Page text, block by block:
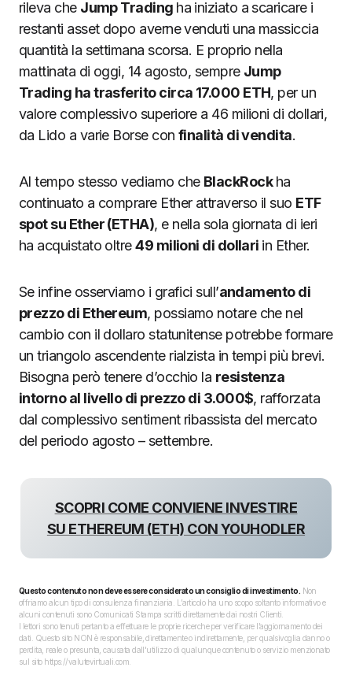
rileva che Jump Trading ha iniziato a scaricare i
restanti asset dopo averne venduti una massiccia
quantità la settimana scorsa. E proprio nella
mattinata di oggi, 14 agosto, sempre Jump
Trading ha trasferito circa 17.000 ETH, per un
valore complessivo superiore a 46 milioni di dollari,
da Lido a varie Borse con finalità di vendita.
Al tempo stesso vediamo che BlackRockha
continuato a comprare Ether attraverso il suo ETF
spot su Ether (ETHA), e nella sola giornata di ieri
ha acquistato oltre49 milioni di dollari in Ether.
Se infine osserviamo i grafici sull’andamento di
prezzo di Ethereum, possiamo notare che nel
cambio con il dollaro statunitense potrebbe formare
un triangolo ascendente rialzista in tempi più brevi.
Bisogna però tenere d’occhio la resistenza
intorno al livello di prezzo di 3.000$, rafforzata
dal complessivo sentiment ribassista del mercato
del periodo agosto – settembre.
SCOPRI COME CONVIENE INVESTIRE
SU ETHEREUM (ETH) CON YOUHODLER
Questo contenuto non deve essere considerato un consiglio di investimento. Non
offriamo alcun tipo di consulenza finanziaria. L’articolo ha uno scopo soltanto informativo e
alcuni contenuti sono Comunicati Stampa scritti direttamente dai nostri Clienti.
I lettori sono tenuti pertanto a effettuare le proprie ricerche per verificare l’aggiornamento dei
dati. Questo sito NON è responsabile, direttamente o indirettamente, per qualsivoglia danno o
perdita, reale o presunta, causata dall'utilizzo di qualunque contenuto o servizio menzionato
sul sito https://valutevirtuali.com.